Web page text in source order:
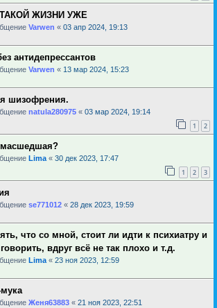
ЖИЗНИ УЖЕ
Varwen « 03 апр 2024, 19:13
антидепрессантов
Varwen « 13 мар 2024, 15:23
шизофрения.
natula280975 « 03 мар 2024, 19:14
1 2
Lima « 30 дек 2023, 17:47
1 2 3
se771012 « 28 дек 2023, 19:59
что со мной, стоит ли идти к психиатру и
вдруг всё не так плохо и т.д.
Lima « 23 ноя 2023, 12:59
Женя63883 « 21 ноя 2023, 22:51